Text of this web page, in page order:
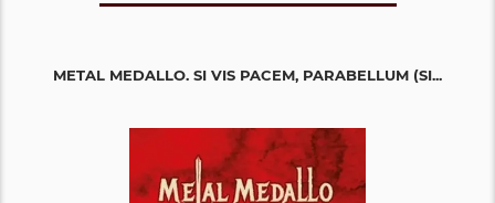
METAL MEDALLO. SI VIS PACEM, PARABELLUM (SI...